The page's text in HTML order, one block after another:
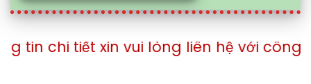
xin vui lòng liên hệ với công ty theo số